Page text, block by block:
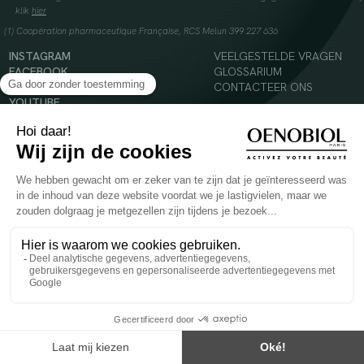
klik hier
(1) Coopération pharmaceutique Française, RCS Melun 399 227 636
INSTAGRAM
FACEBOOK
TIKTOK
YOUTUBE
VEELGESTELDE VRAGEN
GLOSSARIUM
CONTACTEER ONS
Voedingssupplement dat moet worden geconsumeerd als onderdeel van een gevarieerde,
evenwichtige voeding en een gezonde levensstijl. Aanbevolen dagelijkse dosis niet
overschrijden. Enkel voor volwassenen, buiten het bereik van kinderen houden.